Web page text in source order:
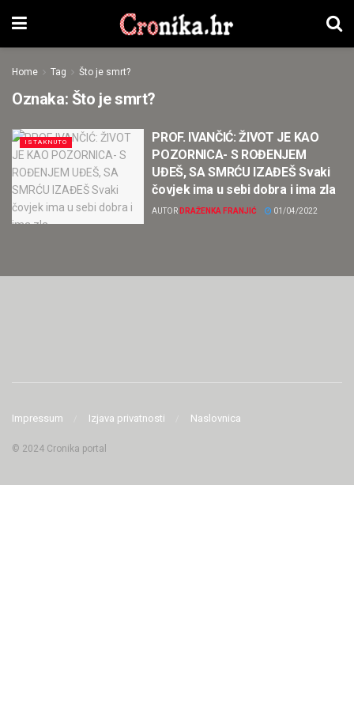
Home Tag Što je smrt?
Oznaka: Što je smrt?
ISTAKNUTO
PROF. IVANČIĆ: ŽIVOT JE KAO
POZORNICA- S ROĐENJEM
UĐEŠ, SA SMRĆU IZAĐEŠ Svaki
čovjek ima u sebi dobra i ima zla
AUTOR DRAŽENKA FRANJIĆ 01/04/2022
Impressum Izjava privatnosti Naslovnica
© 2024 Cronika portal